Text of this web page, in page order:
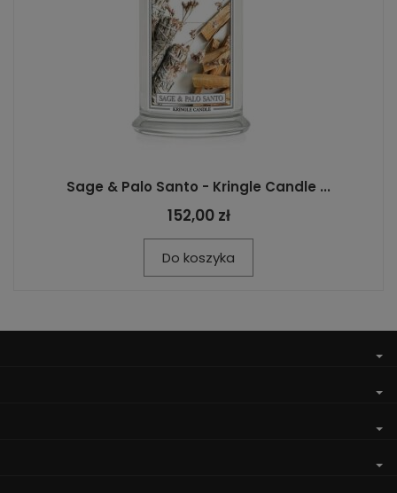
Sage & Palo Santo - Kringle Candle ...
152,00 zł
Do koszyka